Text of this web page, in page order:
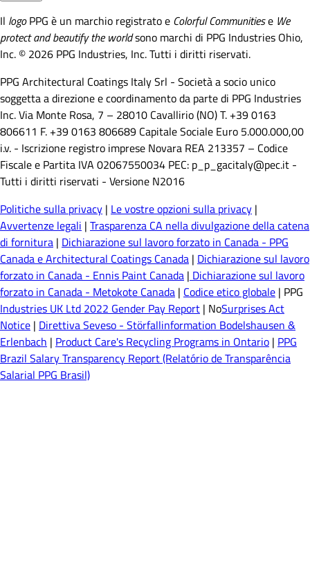
Il logoPPG è un marchio registrato e Colorful Communitiese We
protect and beautify the worldsono marchi di PPG Industries Ohio,
Inc. © 2026 PPG Industries, Inc. Tutti i diritti riservati.
PPG Architectural Coatings Italy Srl - Società a socio unico
soggetta a direzione e coordinamento da parte di PPG Industries
Inc. Via Monte Rosa, 7 – 28010 Cavallirio (NO) T. +39 0163
806611 F. +39 0163 806689 Capitale Sociale Euro 5.000.000,00
i.v. - Iscrizione registro imprese Novara REA 213357 – Codice
Fiscale e Partita IVA 02067550034 PEC: p_p_gacitaly@pec.it -
Tutti i diritti riservati - Versione N2016
Politiche sulla privacy | Le vostre opzioni sulla privacy |
Avvertenze legali | Trasparenza CA nella divulgazione della catena
di fornitura | Dichiarazione sul lavoro forzato in Canada - PPG
Canada e Architectural Coatings Canada | Dichiarazione sul lavoro
forzato in Canada - Ennis Paint Canada | Dichiarazione sul lavoro
forzato in Canada - Metokote Canada | Codice etico globale | PPG
Industries UK Ltd 2022 Gender Pay Report | NoSurprises Act
Notice | Direttiva Seveso - Störfallinformation Bodelshausen &
Erlenbach | Product Care's Recycling Programs in Ontario | PPG
Brazil Salary Transparency Report (Relatório de Transparência
Salarial PPG Brasil)